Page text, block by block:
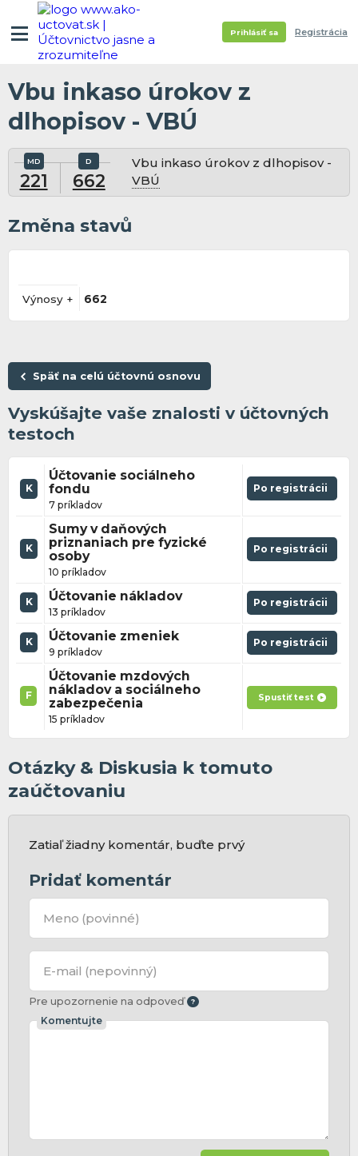
Prihlásiť sa Registrácia
Vbu inkaso úrokov z
dlhopisov - VBÚ
221 662
Vbu inkaso úrokov z dlhopisov -
VBÚ
Změna stavů
Výnosy + 662
Späť na celú účtovnú osnovu
Vyskúšajte vaše znalosti v účtovných
testoch
K
Účtovanie sociálneho
fondu
7 príkladov
Po registrácii
K
Sumy v daňových
priznaniach pre fyzické
osoby
10 príkladov
Po registrácii
K Účtovanie nákladov
13 príkladov
Po registrácii
K Účtovanie zmeniek
9 príkladov
Po registrácii
F
Účtovanie mzdových
nákladov a sociálneho
zabezpečenia
15 príkladov
Spustiť test
Otázky & Diskusia k tomuto
zaúčtovaniu
Zatiaľ žiadny komentár, buďte prvý
Pridať komentár
Meno (povinné)
E-mail (nepovinný)
Pre upozornenie na odpoveď
Komentujte